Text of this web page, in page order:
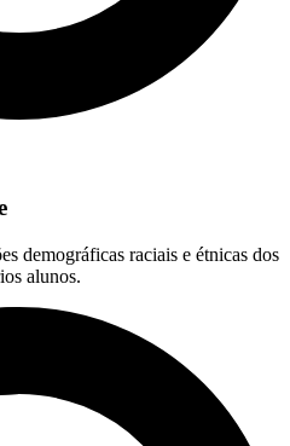
demográficas raciais e étnicas dos
alunos.